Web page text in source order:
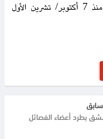
لحركة “حماس” في قطاع غزة منذ 7 أكتوبر/ تشرين الأول
بطرد أعضاء الفصائل